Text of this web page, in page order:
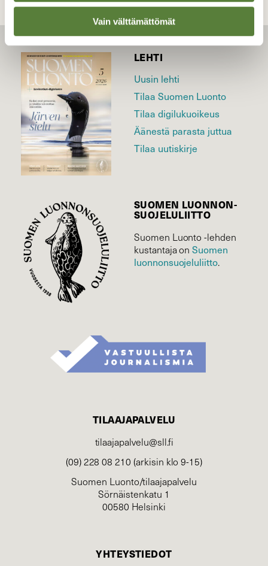
Vain välttämättömät
LEHTI
Uusin lehti
Tilaa Suomen Luonto
Tilaa digilukuoikeus
Äänestä parasta juttua
Tilaa uutiskirje
SUOMEN LUONNON­
SUOJELU­LIITTO
Suomen Luonto -lehden
kustantaja onSuomen
luonnonsuojelu­liitto.
TILAAJAPALVELU
tilaajapalvelu@sll.fi
(09) 228 08 210 (arkisin klo 9-15)
Suomen Luonto/tilaajapalvelu
Sörnäistenkatu 1
00580 Helsinki
YHTEYSTIEDOT